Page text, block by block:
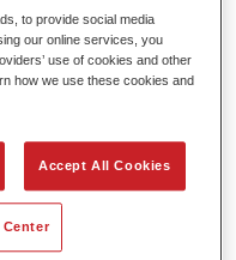
para colores sólidos y
de la gama Permasolid.
to provide social media
our online services, you
use of cookies and other
how we use these cookies and
Accept All Cookies
Center